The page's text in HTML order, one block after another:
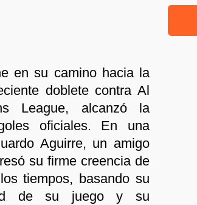
en su camino hacia la
doblete contra Al
League, alcanzó la
oficiales. En una
Aguirre, un amigo
su firme creencia de
tiempos, basando su
de su juego y su